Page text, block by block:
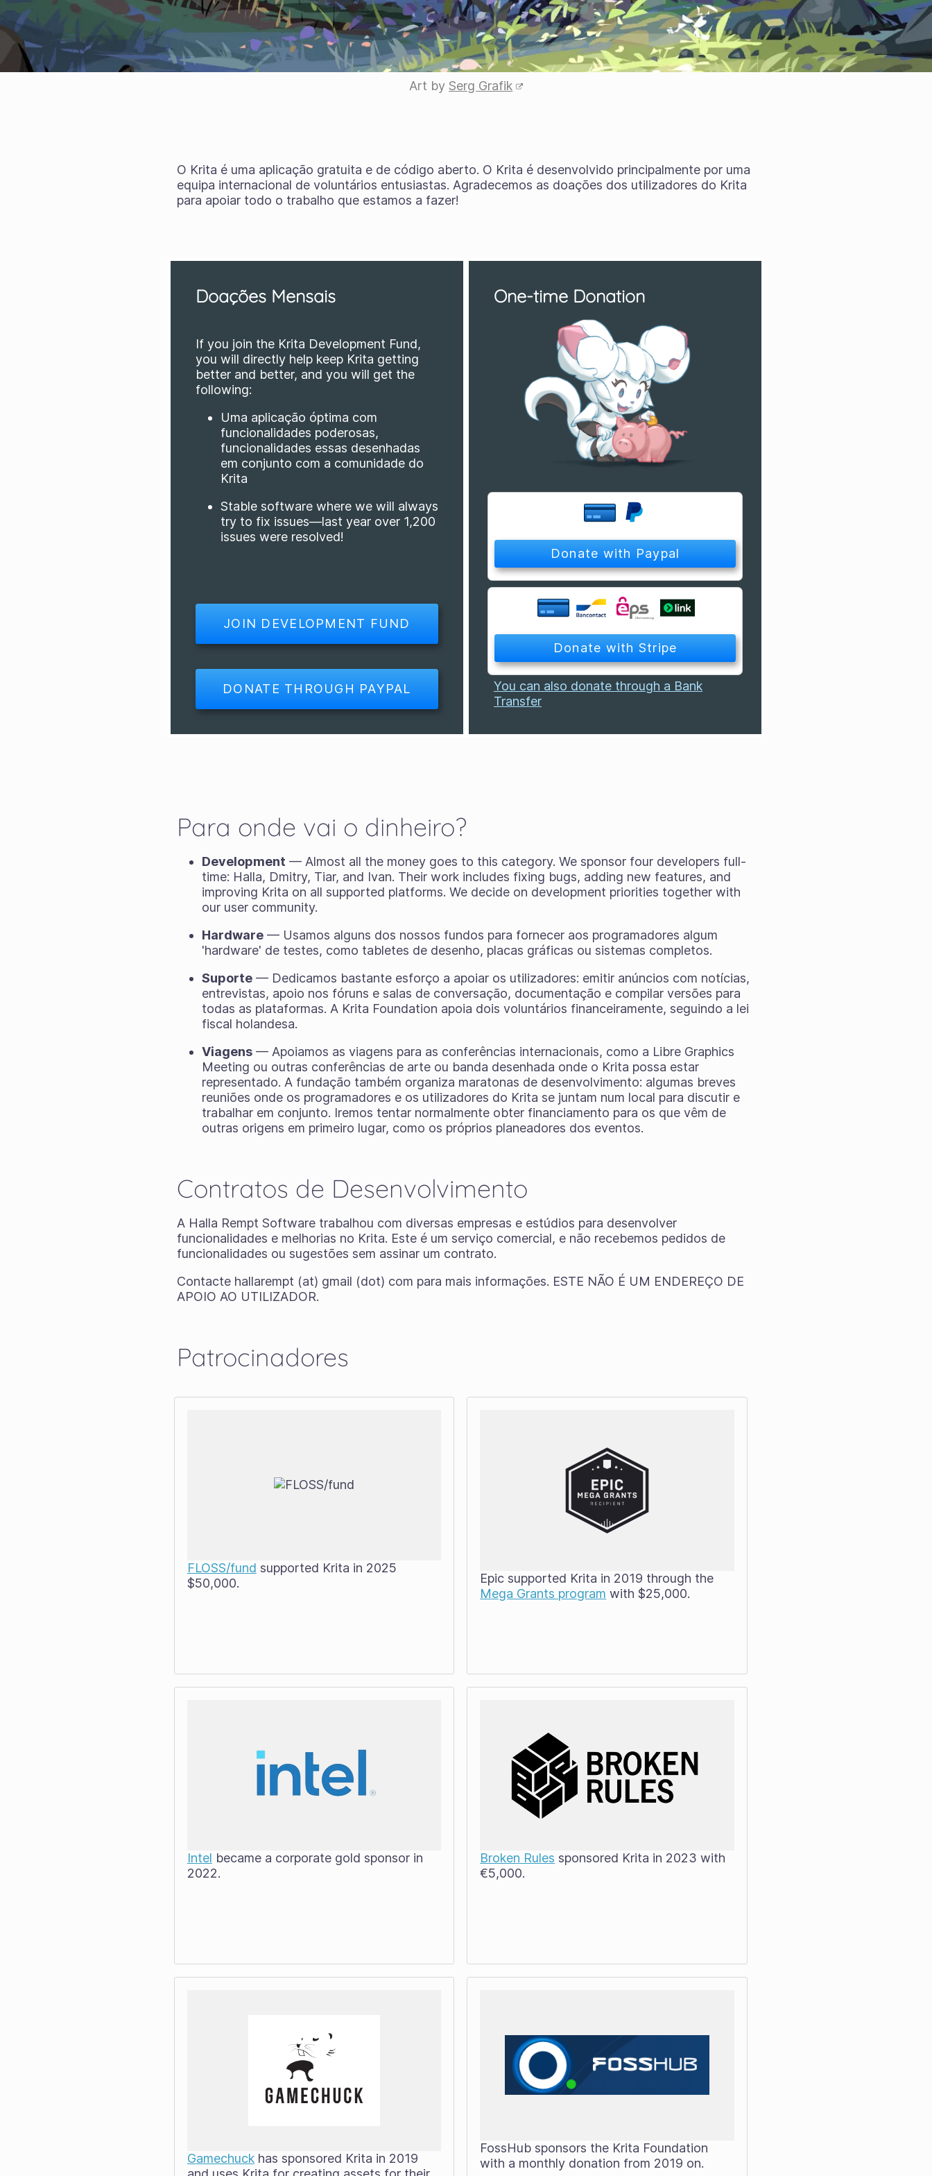
Art by Serg Grafik
O Krita é uma aplicação gratuita e de código aberto. O Krita é desenvolvido principalmente por uma
equipa internacional de voluntários entusiastas. Agradecemos as doações dos utilizadores do Krita
para apoiar todo o trabalho que estamos a fazer!
Doações Mensais
If you join the Krita Development Fund,
you will directly help keep Krita getting
better and better, and you will get the
following:
Uma aplicação óptima com
funcionalidades poderosas,
funcionalidades essas desenhadas
em conjunto com a comunidade do
Krita
Stable software where we will always
try to fix issues—last year over 1,200
issues were resolved!
JOIN DEVELOPMENT FUND
One-time Donation
You can also donate through a Bank
Transfer
Para onde vai o dinheiro?
Development — Almost all the money goes to this category. We sponsor four developers full-
time: Halla, Dmitry, Tiar, and Ivan. Their work includes fixing bugs, adding new features, and
improving Krita on all supported platforms. We decide on development priorities together with
our user community.
Hardware — Usamos alguns dos nossos fundos para fornecer aos programadores algum
'hardware' de testes, como tabletes de desenho, placas gráficas ou sistemas completos.
Suporte — Dedicamos bastante esforço a apoiar os utilizadores: emitir anúncios com notícias,
entrevistas, apoio nos fóruns e salas de conversação, documentação e compilar versões para
todas as plataformas. A Krita Foundation apoia dois voluntários financeiramente, seguindo a lei
fiscal holandesa.
Viagens — Apoiamos as viagens para as conferências internacionais, como a Libre Graphics
Meeting ou outras conferências de arte ou banda desenhada onde o Krita possa estar
representado. A fundação também organiza maratonas de desenvolvimento: algumas breves
reuniões onde os programadores e os utilizadores do Krita se juntam num local para discutir e
trabalhar em conjunto. Iremos tentar normalmente obter financiamento para os que vêm de
outras origens em primeiro lugar, como os próprios planeadores dos eventos.
Contratos de Desenvolvimento
A Halla Rempt Software trabalhou com diversas empresas e estúdios para desenvolver
funcionalidades e melhorias no Krita. Este é um serviço comercial, e não recebemos pedidos de
funcionalidades ou sugestões sem assinar um contrato.
Contacte hallarempt (at) gmail (dot) com para mais informações. ESTE NÃO É UM ENDEREÇO DE
APOIO AO UTILIZADOR.
Patrocinadores
FLOSS/fund supported Krita in 2025
$50,000.
Epic supported Krita in 2019 through the
Mega Grants program with $25,000.
Intel became a corporate gold sponsor in
2022.
Broken Rules sponsored Krita in 2023 with
€5,000.
Gamechuckhas sponsored Krita in 2019
FossHub sponsors the Krita Foundation
with a monthly donation from 2019 on.